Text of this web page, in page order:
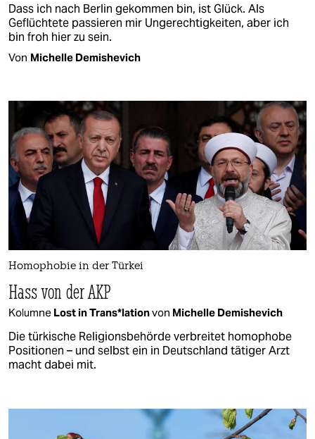
Dass ich nach Berlin gekommen bin, ist Glück. Als
Geflüchtete passieren mir Ungerechtigkeiten, aber ich
bin froh hier zu sein.
Von Michelle Demishevich
Homophobie in der Türkei
Hass von der AKP
Kolumne Lost in Trans*lationvon Michelle Demishevich
Die türkische Religionsbehörde verbreitet homophobe
Positionen – und selbst ein in Deutschland tätiger Arzt
macht dabei mit.